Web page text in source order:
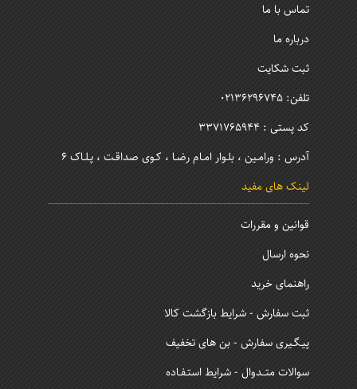
تماس با ما
درباره ما
ثبت شکایت
تلفن: 02136296745
کد پستی : 3371765944
آدرس : ورامـین ، بلـوار امـام رضـا ، کـوی صداقـت ، پـلـاک 6
لینک های مفید
قوانین و مقررات
نحوه ارسال
راهنمای خرید
ثبت سفارش - شرایط بازگشت کالا
پیـگـیری سفارش - بن های تخفیف
سوالات متــدوال - شرایط استـفـاده